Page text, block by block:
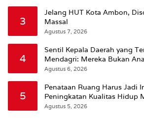
3
Jelang HUT Kota Ambon,
Massal
Agustus 7, 2026
4
Sentil Kepala Daerah yang
Mendagri: Mereka Bukan
Agustus 6, 2026
5
Penataan Ruang Harus Jadi
Peningkatan Kualitas Hidup
Wattimena: Revisi RT-RW
Agustus 5, 2026